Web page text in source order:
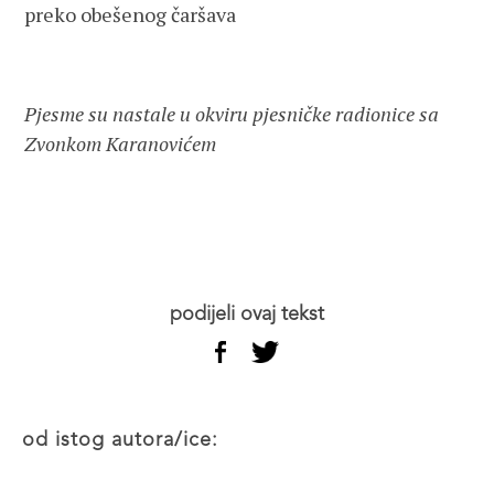
preko obešenog čaršava
Pjesme su nastale u okviru pjesničke radionice sa
Zvonkom Karanovićem
podijeli ovaj tekst
od istog autora/ice: